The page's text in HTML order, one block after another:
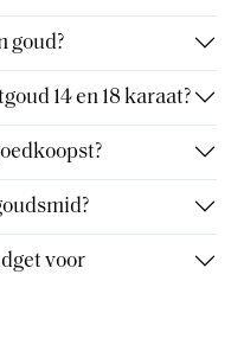
goud?
14 en 18 karaat?
voor